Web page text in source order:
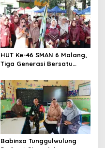
HUT Ke-46 SMAN 6 Malang,
Tiga Generasi Bersatu
Kebersamaan, ini Kata
Untari
Babinsa Tunggulwulung